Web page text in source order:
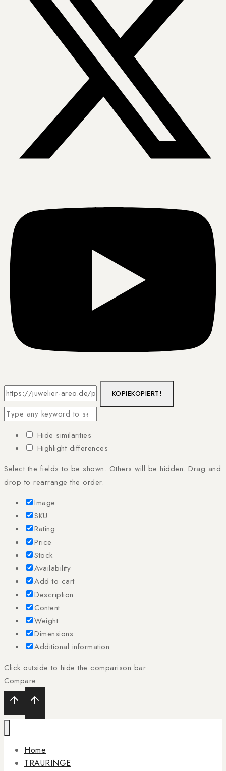
KOPIEKOPIERT!
Hide similarities
Highlight differences
Select the fields to be shown. Others will be hidden. Drag and
drop to rearrange the order.
Image
SKU
Rating
Price
Stock
Availability
Add to cart
Description
Content
Weight
Dimensions
Additional information
Click outside to hide the comparison bar
Compare
Home
TRAURINGE